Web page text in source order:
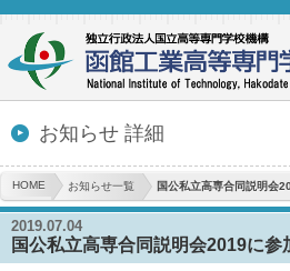
お知らせ 詳細
HOME お知らせ一覧 国公私立高専合同説明会
2019.07.04
国公私立高専合同説明会2019に参